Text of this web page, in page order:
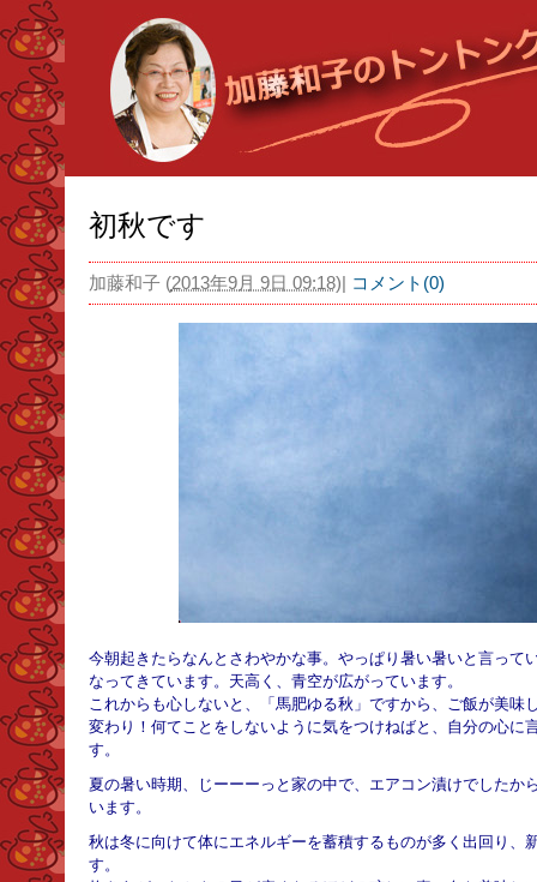
初秋です
加藤和子(2013年9月 9日 09:18)| コメント(0)
今朝起きたらなんとさわやかな事。やっぱり暑い暑いと言って
なってきています。天高く、青空が広がっています。
これからも心しないと、「馬肥ゆる秋」ですから、ご飯が美味
変わり！何てことをしないように気をつけねばと、自分の心に
す。
夏の暑い時期、じーーーっと家の中で、エアコン漬けでしたか
います。
秋は冬に向けて体にエネルギーを蓄積するものが多く出回り、
す。